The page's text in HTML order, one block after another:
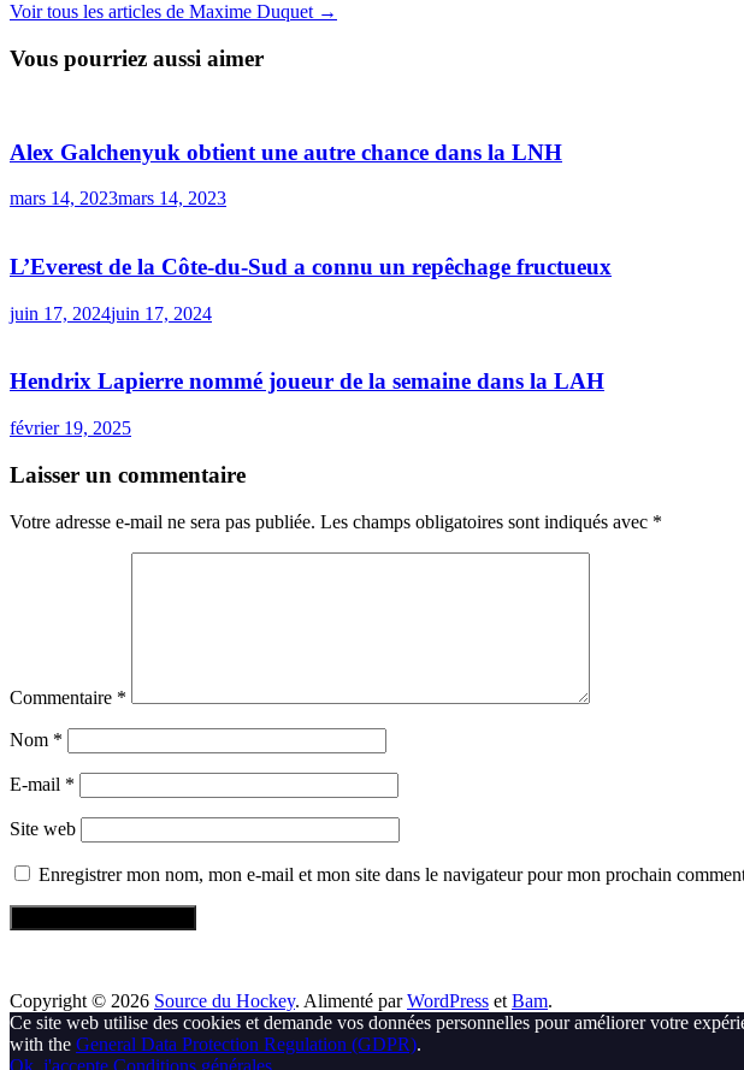
Voir tous les articles de Maxime Duquet →
Vous pourriez aussi aimer
Alex Galchenyuk obtient une autre chance dans la LNH
mars 14, 2023mars 14, 2023
L’Everest de la Côte-du-Sud a connu un repêchage fructueux
juin 17, 2024juin 17, 2024
Hendrix Lapierre nommé joueur de la semaine dans la LAH
février 19, 2025
Laisser un commentaire
Votre adresse e-mail ne sera pas publiée. Les champs obligatoires sont indiqués avec *
Commentaire *
Nom *
E-mail *
Site web
Enregistrer mon nom, mon e-mail et mon site dans le navigateur pour mon prochain
Copyright © 2026 Source du Hockey. Alimenté parWordPress et Bam.
Ce site web utilise des cookies et demande vos données personnelles pour améliorer votre
with the General Data Protection Regulation (GDPR).
Ok, j'accepte Conditions générales